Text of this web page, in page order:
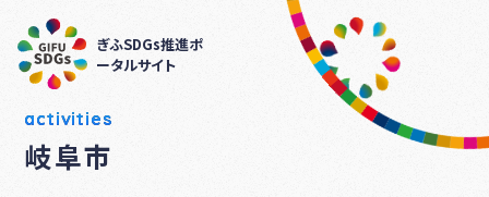
ぎふSDGs推進ポ
ータルサイト
activities
岐阜市